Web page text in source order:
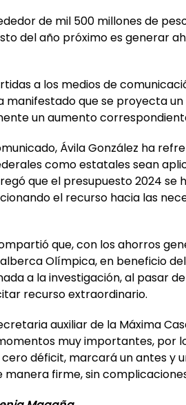
de mil 500 millones de
del año próximo es generar
a los medios de
manifestado que se proyecta
un aumento
Ávila González ha
como estatales sean
que el presupuesto 2024 se
el recurso hacia las
que, con los ahorros
Olímpica, en beneficio
a la investigación, al pasar
recurso extraordinario.
auxiliar de la Máxima
muy importantes, por
déficit, marcará un antes y
manera firme, sin